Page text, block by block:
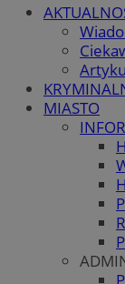
MIASTO